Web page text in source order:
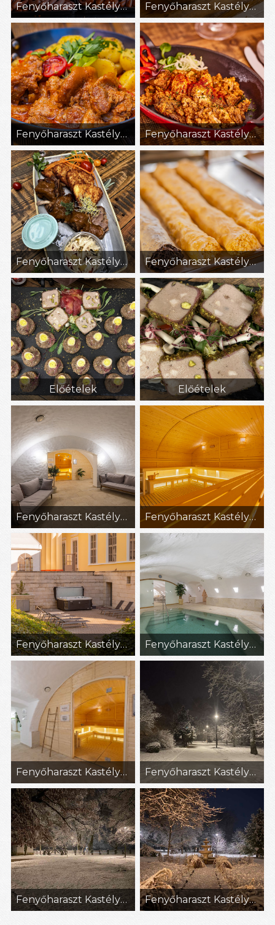
Fenyőharaszt Kastélyszálló (25) Fenyőharaszt Kastélyszálló (8)
Fenyőharaszt Kastélyszálló (15) Fenyőharaszt Kastélyszálló (26)
Fenyőharaszt Kastélyszálló (36) Fenyőharaszt Kastélyszálló (7)
Előételek Előételek
Fenyőharaszt Kastélyszálló (29) Fenyőharaszt Kastélyszálló (30)
Fenyőharaszt Kastélyszálló (32) Fenyőharaszt Kastélyszálló (33)
Fenyőharaszt Kastélyszálló (34) Fenyőharaszt Kastélyszálló
Fenyőharaszt Kastélyszálló Fenyőharaszt Kastélyszálló